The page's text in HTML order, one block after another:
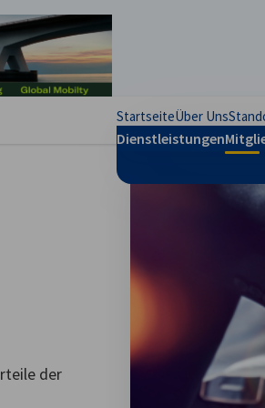
StartseiteÜber Uns
Dienstleistungen
der